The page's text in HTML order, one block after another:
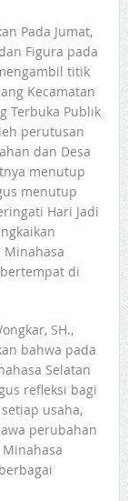
Pada Jumat,
Figura pada
titik
Kecamatan
Terbuka Publik
perutusan
dan Desa
menutup
menutup
Hari Jadi
Minahasa
bertempat di
SH.,
bahwa pada
Selatan
refleksi bagi
usaha,
perubahan